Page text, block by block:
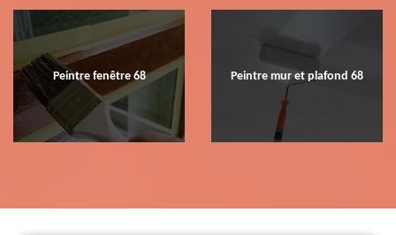
Peintre fenêtre 68 Peintre mur et plafond 68